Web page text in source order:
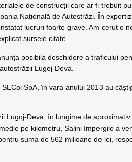
de construcții care ar fi trebuit
Națională de Autostrăzi. În
lucruri foarte grave. Am cerut o
sursele citate.
posibila deschidere a traficului
Lugoj-Deva.
SpA, în vara anului 2013 au
Lugoj-Deva, în lungime de
pe kilometru, Salini Impergilo a
suma de 562 milioane de lei,